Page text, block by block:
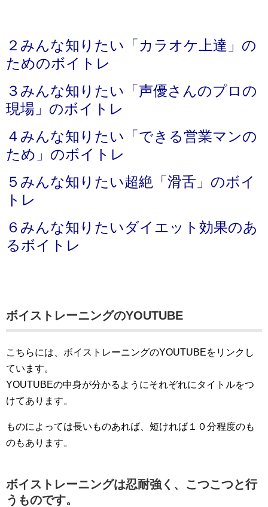
２みんな知りたい「カラオケ上達」の
ためのボイトレ
３みんな知りたい「声優さんのプロの
現場」のボイトレ
４みんな知りたい「できる営業マンの
ため」のボイトレ
５みんな知りたい超絶「滑舌」のボイ
トレ
６みんな知りたいダイエット効果のあ
るボイトレ
ボイストレーニングのYOUTUBE
こちらには、ボイストレーニングのYOUTUBEをリンクし
ています。
YOUTUBEの中身が分かるようにそれぞれにタイトルをつ
けてあります。
ものによっては長いものあれば、短ければ１０分程度のも
のもあります。
ボイストレーニングは忍耐強く、こつこつと行
うものです。